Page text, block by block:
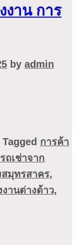
งาน การ
by admin
Tagged การค้า
รถเช่าจาก
มุทรสาคร,
งานต่างด้าว,